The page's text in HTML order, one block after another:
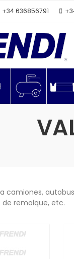
+34 636856791
camiones,
remolque, etc.